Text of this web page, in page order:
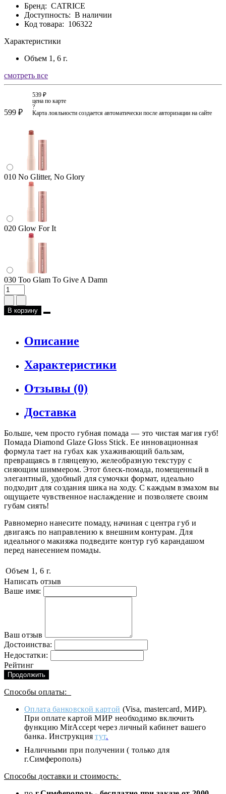
Бренд: CATRICE
Доступность: В наличии
Код товара: 106322
Характеристики
Объем 1, 6 г.
смотреть все
599 ₽
539 ₽
цена по карте
?
Карта лояльности создается автоматически после авторизации на сайте
010 No Glitter, No Glory
020 Glow For It
030 Too Glam To Give A Damn
В корзину
Описание
Характеристики
Отзывы (0)
Доставка
Больше, чем просто губная помада — это чистая магия губ!
Помада Diamond Glaze Gloss Stick. Ее инновационная
формула тает на губах как ухаживающий бальзам,
превращаясь в глянцевую, желеобразную текстуру с
сияющим шиммером. Этот блеск-помада, помещенный в
элегантный, удобный для сумочки формат, идеально
подходит для создания шика на ходу. С каждым взмахом вы
ощущаете чувственное наслаждение и позволяете своим
губам сиять!
Равномерно нанесите помаду, начиная с центра губ и
двигаясь по направлению к внешним контурам. Для
идеального макияжа подведите контур губ карандашом
перед нанесением помады.
Объем 1, 6 г.
Написать отзыв
Ваше имя:
Ваш отзыв
Достоинства:
Недостатки:
Рейтинг
Продолжить
Способы оплаты:
Оплата банковской картой (Visa, mastercard, МИР).
При оплате картой МИР необходимо включить
функцию MirAccept через личный кабинет вашего
банка. Инструкциятут.
Наличными при получении ( только для
г.Симферополь)
Способы доставки и стоимость: